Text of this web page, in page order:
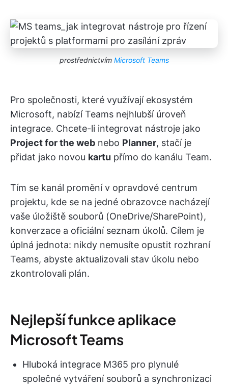
prostřednictvím Microsoft Teams
Pro společnosti, které využívají ekosystém
Microsoft, nabízí Teams nejhlubší úroveň
integrace. Chcete-li integrovat nástroje jako
Project for the web nebo Planner, stačí je
přidat jako novou kartu přímo do kanálu Team.
Tím se kanál promění v opravdové centrum
projektu, kde se na jedné obrazovce nacházejí
vaše úložiště souborů (OneDrive/SharePoint),
konverzace a oficiální seznam úkolů. Cílem je
úplná jednota: nikdy nemusíte opustit rozhraní
Teams, abyste aktualizovali stav úkolu nebo
zkontrolovali plán.
Nejlepší funkce aplikace
Microsoft Teams
Hluboká integrace M365 pro plynulé
společné vytváření souborů a synchronizaci